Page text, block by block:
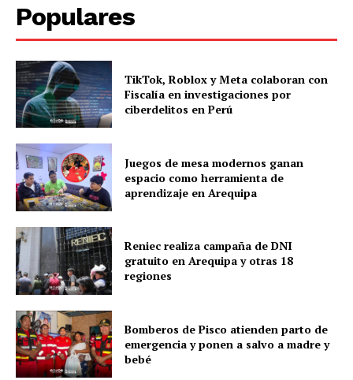
Populares
TikTok, Roblox y Meta colaboran con
Fiscalía en investigaciones por
ciberdelitos en Perú
Juegos de mesa modernos ganan
espacio como herramienta de
aprendizaje en Arequipa
Reniec realiza campaña de DNI
gratuito en Arequipa y otras 18
regiones
Bomberos de Pisco atienden parto de
emergencia y ponen a salvo a madre y
bebé